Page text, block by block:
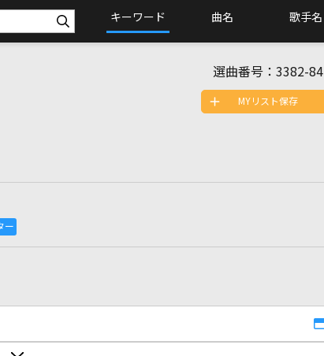
キーワード 曲名 歌手名
選曲番号： 3382-84
MYリスト保存